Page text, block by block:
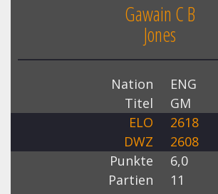
Gawain C B
Jones
Nation
ENG
Titel
GM
ELO
2618
DWZ
2608
Punkte
6,0
Partien
11